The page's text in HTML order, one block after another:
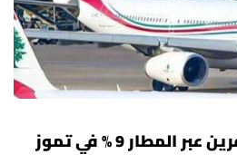
9 % في تموز